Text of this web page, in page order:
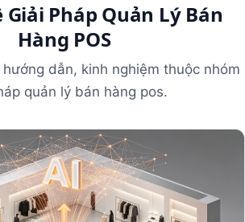
Giải Pháp Quản Lý Bán
Hàng POS
dẫn, kinh nghiệm thuộc nhóm
quản lý bán hàng pos.